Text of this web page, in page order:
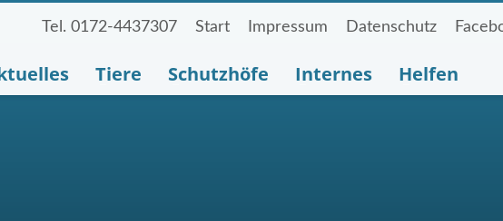
Tel. 0172-4437307 Start Impressum Datenschutz
Tiere Schutzhöfe Internes Helfen